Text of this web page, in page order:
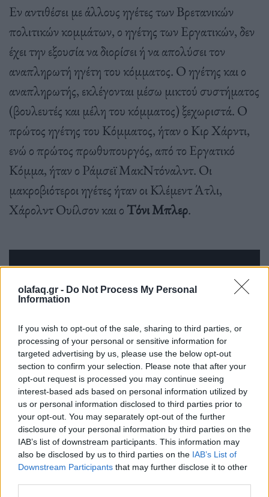
olafaq.gr - Do Not Process My Personal
Information
If you wish to opt-out of the sale, sharing to third parties, or
processing of your personal or sensitive information for
targeted advertising by us, please use the below opt-out
section to confirm your selection. Please note that after your
opt-out request is processed you may continue seeing
interest-based ads based on personal information utilized by
us or personal information disclosed to third parties prior to
your opt-out. You may separately opt-out of the further
disclosure of your personal information by third parties on the
IAB’s list of downstream participants. This information may
also be disclosed by us to third parties on the IAB’s List of
Downstream Participants that may further disclose it to other
Εν αντιθέσει με άλλους ηγέτες των Βρετανικών
πολιτικών κομμάτων, ο ηγέτης των Εργατικών, δεν
έχει την εξουσία να διορίσει ή να απολύσει τον
αναπληρωτή ηγέτη του κόμματος. Ο ηγέτης και ο
αναπληρωτής, εκλέγονται μέσω μικτού συστήματος
(βουλευτές και μέλη του κόμματος) ξεχωριστά. Ο
πρώτος ηγέτης του Κόμματος, ήταν ο Κιρ Χάρντι,
ενώ ο πρώτος πρωθυπουργός, από το Εργατικό
Κόμμα, ήταν ο Ράμσεϊ ΜακΝτόναλντ. Οι
μακροβιότεροι ηγέτες ήταν οι Κλέμεντ Άτλι,
Χάρολντ Ουίλσον και ο Τόνι Μπλερ.